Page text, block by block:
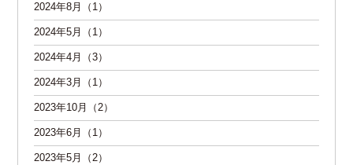
2024年8月（1）
2024年5月（1）
2024年4月（3）
2024年3月（1）
2023年10月（2）
2023年6月（1）
2023年5月（2）